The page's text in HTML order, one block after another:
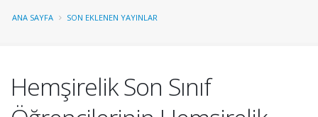
ANA SAYFA SON EKLENEN YAYINLAR
Hemşirelik Son Sınıf